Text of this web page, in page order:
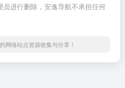
进行删除，安逸导航不承担任何
网络站点资源收集与分享！